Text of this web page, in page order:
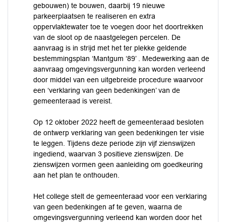
gebouwen) te bouwen, daarbij 19 nieuwe
parkeerplaatsen te realiseren en extra
oppervlaktewater toe te voegen door het doortrekken
van de sloot op de naastgelegen percelen. De
aanvraag is in strijd met het ter plekke geldende
bestemmingsplan ‘Mantgum ‘89’ . Medewerking aan de
aanvraag omgevingsvergunning kan worden verleend
door middel van een uitgebreide procedure waarvoor
een ‘verklaring van geen bedenkingen’ van de
gemeenteraad is vereist.
Op 12 oktober 2022 heeft de gemeenteraad besloten
de ontwerp verklaring van geen bedenkingen ter visie
te leggen. Tijdens deze periode zijn vijf zienswijzen
ingediend, waarvan 3 positieve zienswijzen. De
zienswijzen vormen geen aanleiding om goedkeuring
aan het plan te onthouden.
Het college stelt de gemeenteraad voor een verklaring
van geen bedenkingen af te geven, waarna de
omgevingsvergunning verleend kan worden door het